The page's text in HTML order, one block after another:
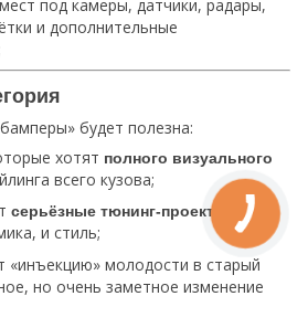
под камеры, датчики, радары,
и дополнительные
будет полезна:
хотят полного визуального
всего кузова;
серьёзные тюнинг‑проекты
, где
и стиль;
«инъекцию» молодости в старый
но очень заметное изменение